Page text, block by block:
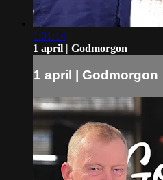
1:01:14
1 april | Godmorgon
1 april | Godmorgon